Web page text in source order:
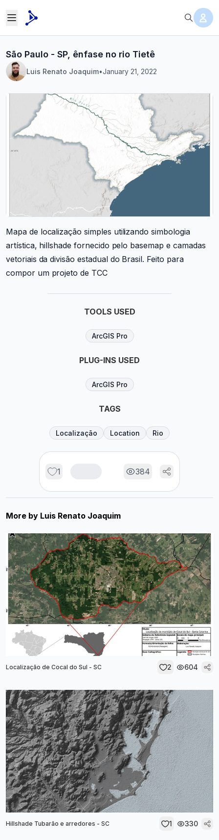
São Paulo - SP, ênfase no rio Tietê
Luis Renato Joaquim•January 21, 2022
Mapa de localização simples utilizando simbologia
artística, hillshade fornecido pelo basemap e camadas
vetoriais da divisão estadual do Brasil. Feito para
compor um projeto de TCC
TOOLS USED
ArcGIS Pro
PLUG-INS USED
ArcGIS Pro
TAGS
Localização Location Rio
1 384
More by Luis Renato Joaquim
Localização de Cocal do Sul - SC 2 604
Hillshade Tubarão e arredores - SC 1 330